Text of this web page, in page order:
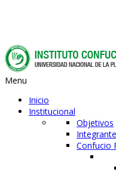
Menu
Inicio
Institucional
Objetivos
Confucio